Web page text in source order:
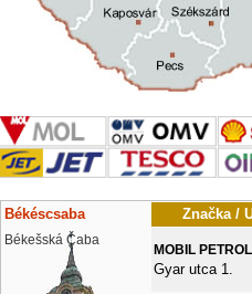
Békéscsaba Značka /
Békešská Čaba
MOBIL PETROL
Gyar utca 1.